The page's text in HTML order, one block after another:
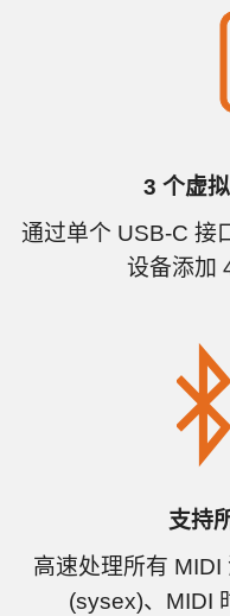
3 个虚
通过单个 USB-C 接
设备添加
支持
高速处理所有
(sysex)、MIDI